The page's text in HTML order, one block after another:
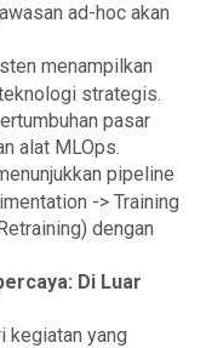
ad-hoc akan
menampilkan
strategis.
pasar
alat MLOps.
pipeline
-> Training
dengan
Di Luar
kegiatan yang